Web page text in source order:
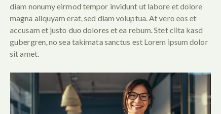
diam nonumy eirmod tempor invidunt ut labore et dolore
magna aliquyam erat, sed diam voluptua. At vero eos et
accusam et justo duo dolores et ea rebum. Stet clita kasd
gubergren, no sea takimata sanctus est Lorem ipsum dolor
sit amet.